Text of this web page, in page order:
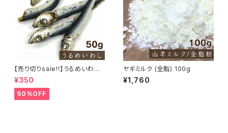
【売り切りsale!!】うるめいわし
50g
¥350
50%OFF
ヤギミルク (全脂) 100g
¥1,760